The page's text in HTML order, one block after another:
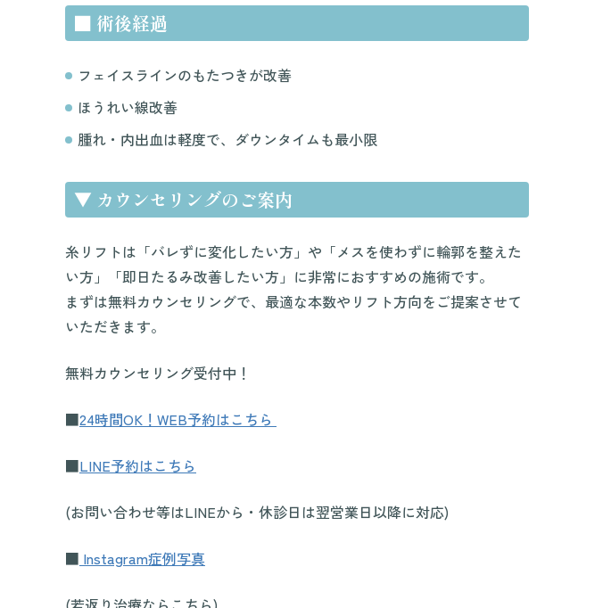
■ 術後経過
フェイスラインのもたつきが改善
ほうれい線改善
腫れ・内出血は軽度で、ダウンタイムも最小限
▼ カウンセリングのご案内
糸リフトは「バレずに変化したい方」や「メスを使わずに輪郭を整えた
い方」「即日たるみ改善したい方」に非常におすすめの施術です。
まずは無料カウンセリングで、最適な本数やリフト方向をご提案させて
いただきます。
無料カウンセリング受付中！
■24時間OK！WEB予約はこちら
■LINE予約はこちら
(お問い合わせ等はLINEから・休診日は翌営業日以降に対応)
■ Instagram症例写真